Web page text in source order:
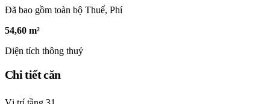
Đã bao gồm toàn bộ Thuế, Phí
54,60 m²
Diện tích thông thuỷ
Chi tiết căn